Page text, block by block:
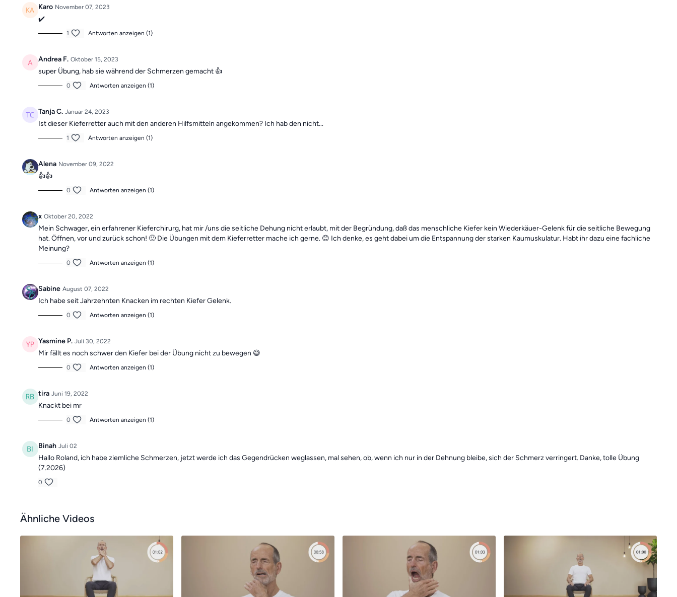
Karo November 07, 2023
✔️
1 Antworten anzeigen (1)
Andrea F. Oktober 15, 2023
super Übung, hab sie während der Schmerzen gemacht 👍
0 Antworten anzeigen (1)
Tanja C. Januar 24, 2023
Ist dieser Kieferretter auch mit den anderen Hilfsmitteln angekommen? Ich hab den nicht...
1 Antworten anzeigen (1)
Alena November 09, 2022
👍👍
0 Antworten anzeigen (1)
x Oktober 20, 2022
Mein Schwager, ein erfahrener Kieferchirurg, hat mir /uns die seitliche Dehung nicht erlaubt, mit der Begründung, daß das menschliche Kiefer kein Wiederkäuer-Gelenk für die seitliche Bewegung
hat. Öffnen, vor und zurück schon! 🙂 Die Übungen mit dem Kieferretter mache ich gerne. 😊 Ich denke, es geht dabei um die Entspannung der starken Kaumuskulatur. Habt ihr dazu eine fachliche
Meinung?
0 Antworten anzeigen (1)
Sabine August 07, 2022
Ich habe seit Jahrzehnten Knacken im rechten Kiefer Gelenk.
0 Antworten anzeigen (1)
Yasmine P. Juli 30, 2022
Mir fällt es noch schwer den Kiefer bei der Übung nicht zu bewegen 😅
0 Antworten anzeigen (1)
tira Juni 19, 2022
Knackt bei mr
0 Antworten anzeigen (1)
Binah Juli 02
Hallo Roland, ich habe ziemliche Schmerzen, jetzt werde ich das Gegendrücken weglassen, mal sehen, ob, wenn ich nur in der Dehnung bleibe, sich der Schmerz verringert. Danke, tolle Übung
(7.2026)
0
Ähnliche Videos